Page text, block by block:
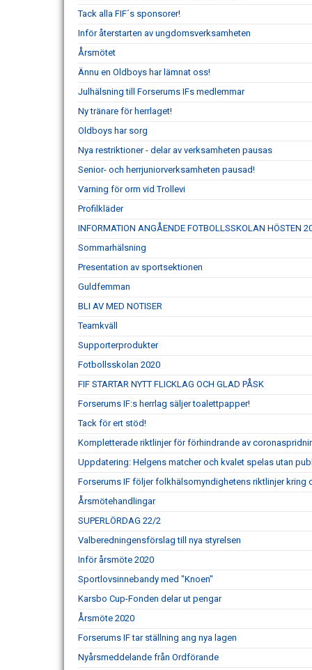
Tack alla FIF´s sponsorer!
Inför återstarten av ungdomsverksamheten
Årsmötet
Ännu en Oldboys har lämnat oss!
Julhälsning till Forserums IFs medlemmar
Ny tränare för herrlaget!
Oldboys har sorg
Nya restriktioner - delar av verksamheten pausas
Senior- och herrjuniorverksamheten pausad!
Varning för orm vid Trollevi
Profilkläder
INFORMATION ANGÅENDE FOTBOLLSSKOLAN HÖSTEN
Sommarhälsning
Presentation av sportsektionen
Guldfemman
BLI AV MED NOTISER
Teamkväll
Supporterprodukter
Fotbollsskolan 2020
FIF STARTAR NYTT FLICKLAG OCH GLAD PÅSK
Forserums IF:s herrlag säljer toalettpapper!
Tack för ert stöd!
Kompletterade riktlinjer för förhindrande av
Uppdatering: Helgens matcher och kvalet spelas utan
Forserums IF följer folkhälsomyndighetens riktlinjer kring
Årsmötehandlingar
SUPERLÖRDAG 22/2
Valberedningensförslag till nya styrelsen
Inför årsmöte 2020
Sportlovsinnebandy med "Knoen"
Karsbo Cup-Fonden delar ut pengar
Årsmöte 2020
Forserums IF tar ställning ang nya lagen
Nyårsmeddelande från Ordförande